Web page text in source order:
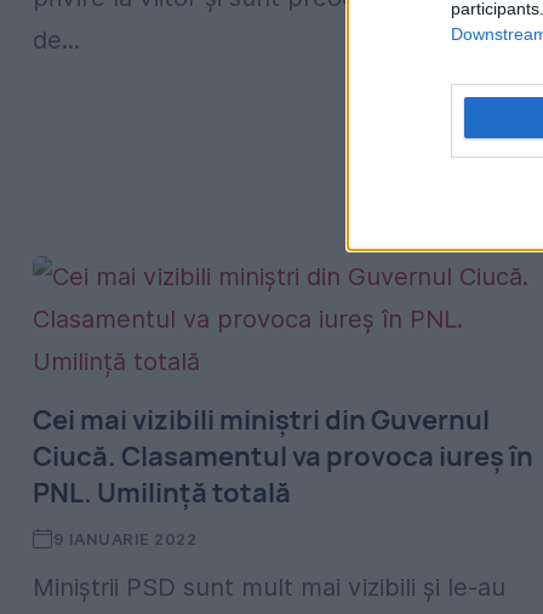
de...
Cei mai vizibili miniștri din Guvernul
Ciucă. Clasamentul va provoca iureș în
PNL. Umilință totală
9 IANUARIE 2022
Miniștrii PSD sunt mult mai vizibili și le-au